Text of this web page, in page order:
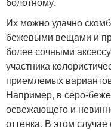
Их можно удачно
бежевыми вещами и
более сочными
участника
приемлемых
Например, в серо-
освежающего и
оттенка. В этом